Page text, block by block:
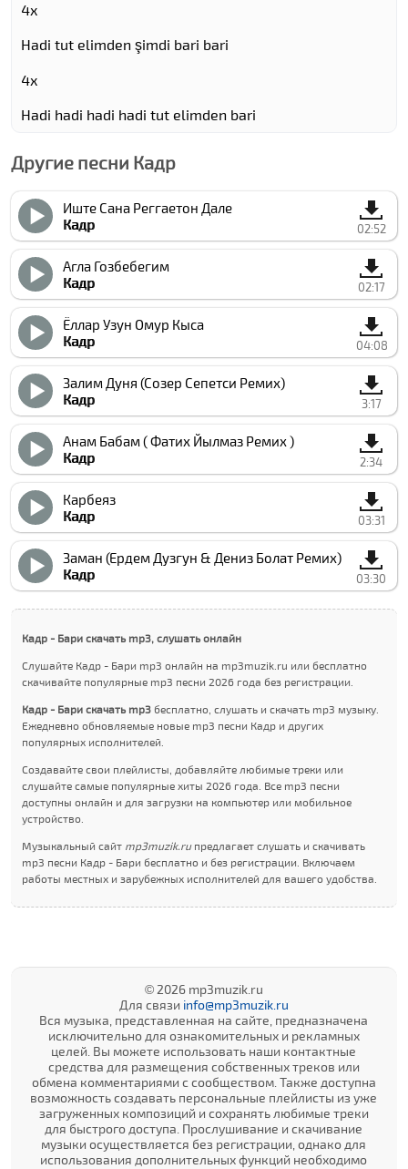
4x
Hadi tut elimden şimdi bari bari
4x
Hadi hadi hadi hadi tut elimden bari
Другие песни Кадр
Иште Сана Реггаетон Дале
Кадр
02:52
Агла Гозбебегим
Кадр
02:17
Ёллар Узун Омур Кыса
Кадр
04:08
Залим Дуня (Созер Сепетcи Ремиx)
Кадр
3:17
Анам Бабам ( Фатих Йылмаз Ремиx )
Кадр
2:34
Карбеяз
Кадр
03:31
Заман (Ердем Дузгун & Дениз Болат Ремиx)
Кадр
03:30
Кадр - Бари скачать mp3, слушать онлайн
Слушайте Кадр - Бари mp3 онлайн на mp3muzik.ru или бесплатно
скачивайте популярные mp3 песни 2026 года без регистрации.
Кадр - Бари скачать mp3 бесплатно, слушать и скачать mp3 музыку.
Ежедневно обновляемые новые mp3 песни Кадр и других
популярных исполнителей.
Создавайте свои плейлисты, добавляйте любимые треки или
слушайте самые популярные хиты 2026 года. Все mp3 песни
доступны онлайн и для загрузки на компьютер или мобильное
устройство.
Музыкальный сайт mp3muzik.ruпредлагает слушать и скачивать
mp3 песни Кадр - Бари бесплатно и без регистрации. Включаем
работы местных и зарубежных исполнителей для вашего удобства.
© 2026 mp3muzik.ru
Для связи info@mp3muzik.ru
Вся музыка, представленная на сайте, предназначена
исключительно для ознакомительных и рекламных
целей. Вы можете использовать наши контактные
средства для размещения собственных треков или
обмена комментариями с сообществом. Также доступна
возможность создавать персональные плейлисты из уже
загруженных композиций и сохранять любимые треки
для быстрого доступа. Прослушивание и скачивание
музыки осуществляется без регистрации, однако для
использования дополнительных функций необходимо